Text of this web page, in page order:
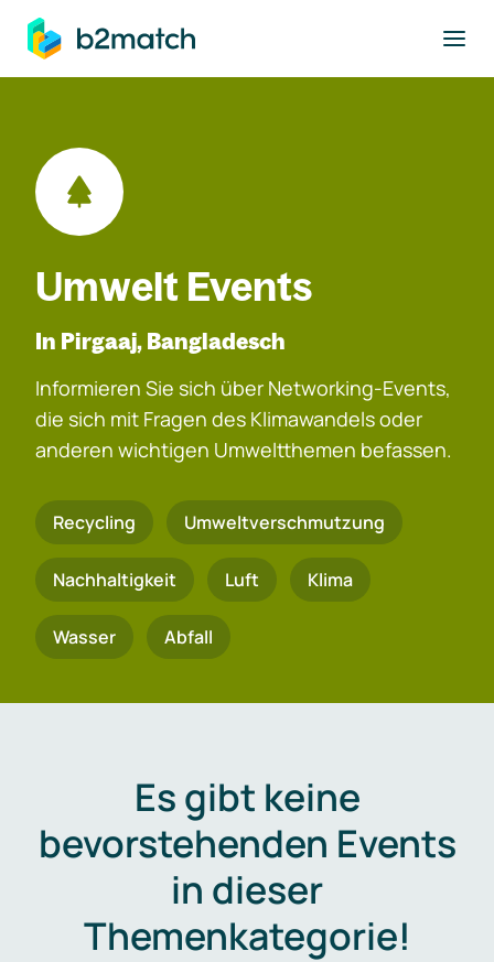
springen
Umwelt Events
In Pirgaaj, Bangladesch
Informieren Sie sich über Networking-Events,
die sich mit Fragen des Klimawandels oder
anderen wichtigen Umweltthemen befassen.
Recycling Umweltverschmutzung
Nachhaltigkeit Luft Klima
Wasser Abfall
Es gibt keine
bevorstehenden Events
in dieser
Themenkategorie!